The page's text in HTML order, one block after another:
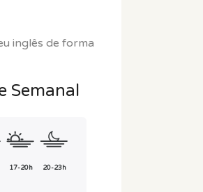
inglês de forma
Semanal
17-20h 20-23h